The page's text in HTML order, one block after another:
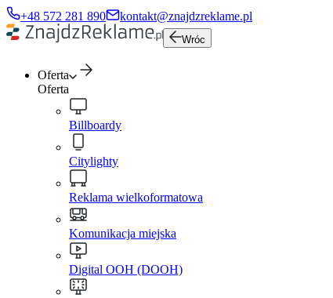
+48 572 281 890 kontakt@znajdzreklame.pl
Wróc
Oferta
Oferta
Billboardy
Citylighty
Reklama wielkoformatowa
Komunikacja miejska
Digital OOH (DOOH)